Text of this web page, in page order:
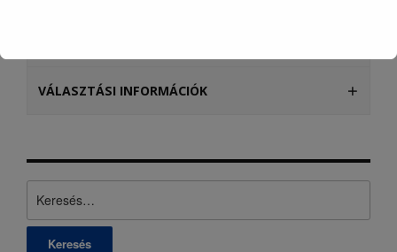
VÁLASZTÁSI INFORMÁCIÓK